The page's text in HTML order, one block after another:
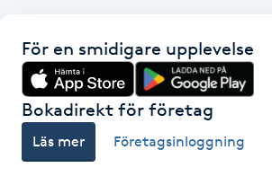
Hårvård
För en smidigare upplevelse
Bokadirekt för företag
Läs mer Företagsinloggning